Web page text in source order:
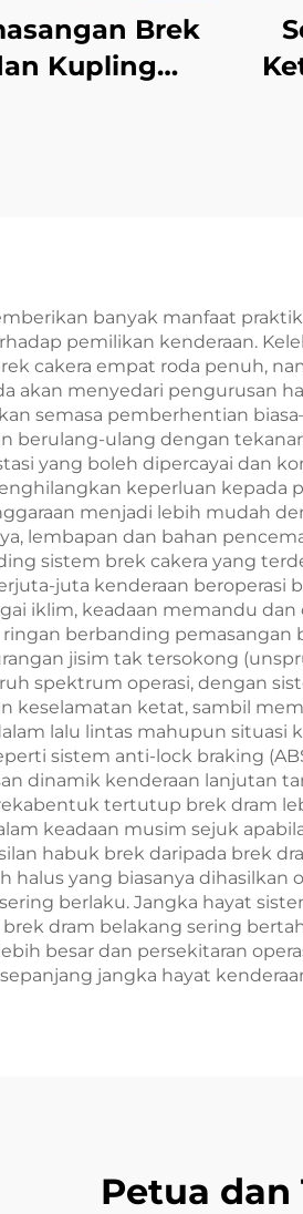
Brek
Kupling
banyak manfaat
pemilikan kenderaan.
cakera empat roda penuh,
akan menyedari pengurusan
semasa pemberhentian
berulang-ulang dengan
yang boleh dipercayai dan
keperluan kepada
menjadi lebih mudah
lembapan dan bahan
sistem brek cakera yang
juta kenderaan
iklim, keadaan memandu
berbanding
jisim tak tersokong
spektrum operasi, dengan
keselamatan ketat, sambil
lalu lintas mahupun situasi
sistem anti-lock braking
dinamik kenderaan lanjutan
tertutup brek dram
keadaan musim sejuk
habuk brek daripada brek
halus yang biasanya
berlaku. Jangka hayat
dram belakang sering
besar dan persekitaran
jangka hayat
Petua dan